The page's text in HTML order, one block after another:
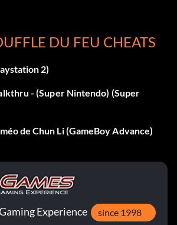
DU FEU CHEATS
2)
- (Super Nintendo) (Super
de Chun Li (GameBoy Advance)
Experience since 1998